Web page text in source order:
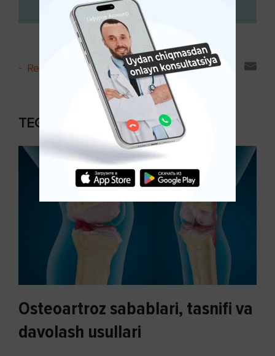
- Reyting va sharhlar
TEGISHLI MAQOLALAR
Osteoartroz sabablari, tasnifi va
davolash usullari